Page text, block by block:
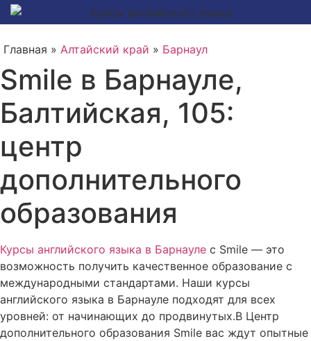
Главная » Алтайский край » Барнаул
Smile в Барнауле,
Балтийская, 105:
центр
дополнительного
образования
Курсы английского языка в Барнауле с Smile — это
возможность получить качественное образование с
международными стандартами. Наши курсы
английского языка в Барнауле подходят для всех
уровней: от начинающих до продвинутых.В Центр
дополнительного образования Smile вас ждут опытные